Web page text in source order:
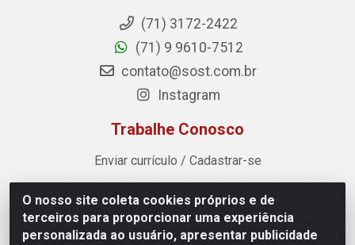
O nosso site coleta cookies próprios e de
terceiros para proporcionar uma experiência
personalizada ao usuário, apresentar publicidade
(71) 3172-2422
(71) 9 9610-7512
contato@sost.com.br
Instagram
Trabalhe Conosco
Enviar currículo / Cadastrar-se
Sost Distribuidora - Rua Cândido Rissut, 254 - Recreio
Ipitanga, Lauro de Freitas/BA - CEP 42.700-590 - CNPJ